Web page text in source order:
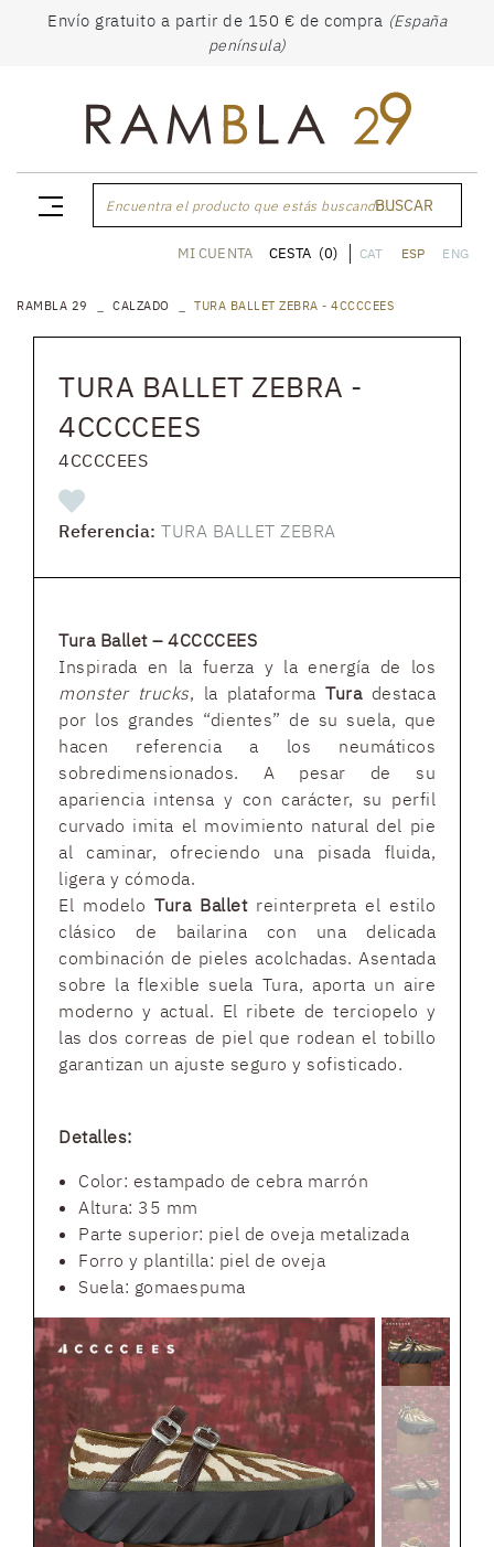
Envío gratuito a partir de 150 € de compra (España
península)
Encuentra el producto que estás buscando...BUSCAR
CAT ESP ENG
MI CUENTA CESTA (0)
RAMBLA 29 CALZADO TURA BALLET ZEBRA - 4CCCCEES
TURA BALLET ZEBRA -
4CCCCEES
4CCCCEES
Referencia: TURA BALLET ZEBRA
Tura Ballet – 4CCCCEES
Inspirada en la fuerza y la energía de los
monster trucks, la plataformaTuradestaca
por los grandes “dientes” de su suela, que
hacen referencia a los neumáticos
sobredimensionados. A pesar de su
apariencia intensa y con carácter, su perfil
curvado imita el movimiento natural del pie
al caminar, ofreciendo una pisada fluida,
ligera y cómoda.
El modelo Tura Balletreinterpreta el estilo
clásico de bailarina con una delicada
combinación de pieles acolchadas. Asentada
sobre la flexible suela Tura, aporta un aire
moderno y actual. El ribete de terciopelo y
las dos correas de piel que rodean el tobillo
garantizan un ajuste seguro y sofisticado.
Detalles:
Color: estampado de cebra marrón
Altura: 35 mm
Parte superior: piel de oveja metalizada
Forro y plantilla: piel de oveja
Suela: gomaespuma